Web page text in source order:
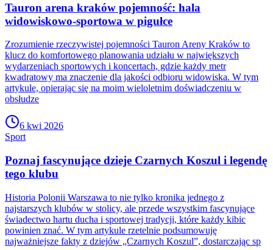
Tauron arena kraków pojemność: hala
widowiskowo-sportowa w pigułce
Zrozumienie rzeczywistej pojemności Tauron Areny Kraków to
klucz do komfortowego planowania udziału w największych
wydarzeniach sportowych i koncertach, gdzie każdy metr
kwadratowy ma znaczenie dla jakości odbioru widowiska. W tym
artykule, opierając się na moim wieloletnim doświadczeniu w
obsłudze
6 kwi 2026
Sport
Poznaj fascynujące dzieje Czarnych Koszul i legendę
tego klubu
Historia Polonii Warszawa to nie tylko kronika jednego z
najstarszych klubów w stolicy, ale przede wszystkim fascynujące
świadectwo hartu ducha i sportowej tradycji, które każdy kibic
powinien znać. W tym artykule rzetelnie podsumowuję
najważniejsze fakty z dziejów „Czarnych Koszul”, dostarczając sp